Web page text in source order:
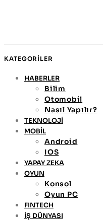
KATEGORİLER
HABERLER
Bilim
Otomobil
Nasıl Yapılır?
TEKNOLOJİ
MOBİL
Android
IOS
YAPAY ZEKA
OYUN
Konsol
Oyun PC
FINTECH
İŞ DÜNYASI